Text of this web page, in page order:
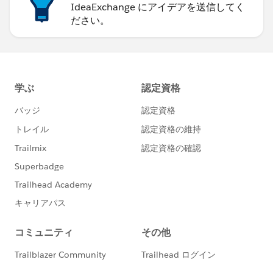
IdeaExchange にアイデアを送信してく
ださい。